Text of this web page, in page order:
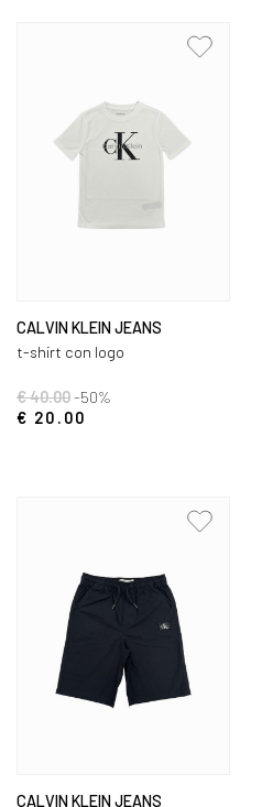
CALVIN KLEIN JEANS
t-shirt con logo
€ 40.00-50%
€ 20.00
CALVIN KLEIN JEANS